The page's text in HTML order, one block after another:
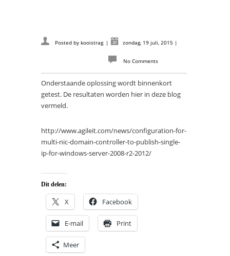
Posted by kooistrag | zondag, 19 juli, 2015 |
No Comments
Onderstaande oplossing wordt binnenkort
getest. De resultaten worden hier in deze blog
vermeld.
http://www.agileit.com/news/configuration-for-
multi-nic-domain-controller-to-publish-single-
ip-for-windows-server-2008-r2-2012/
Dit delen:
X Facebook
E-mail Print
Meer